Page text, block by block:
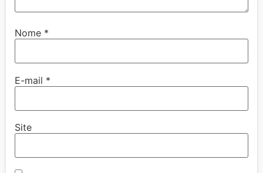
Nome *
E-mail *
Site